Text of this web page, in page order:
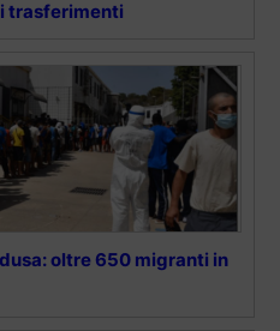
trasferimenti
oltre 650 migranti in